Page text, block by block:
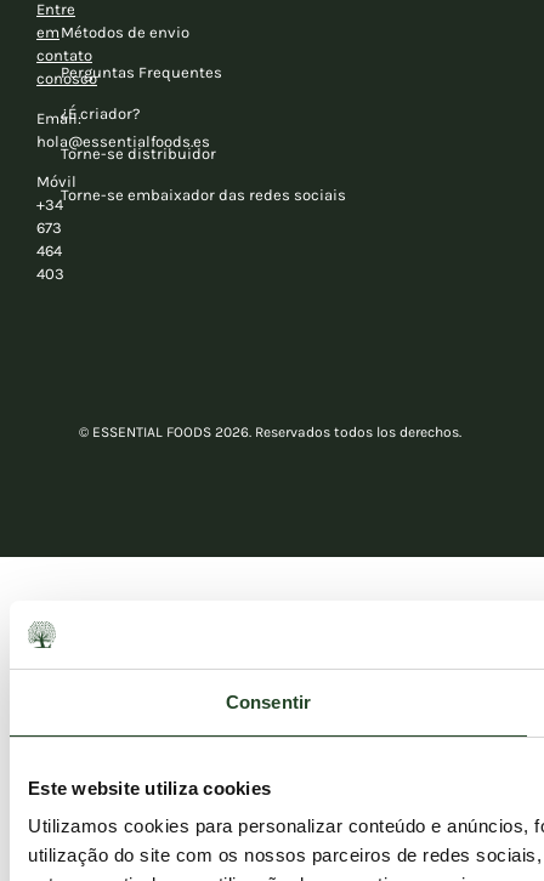
Consentir
Este website utiliza cookies
Utilizamos cookies para personalizar conteúdo e anúncios,
utilização do site com os nossos parceiros de redes
Entre
em
contato
conosco
Email:
hola@essentialfoods.es
Móvil
+34
673
464
403
Métodos de envio
Perguntas Frequentes
¿É criador?
Torne-se distribuidor
Torne-se embaixador das redes sociais
© ESSENTIAL FOODS 2026. Reservados todos los derechos.